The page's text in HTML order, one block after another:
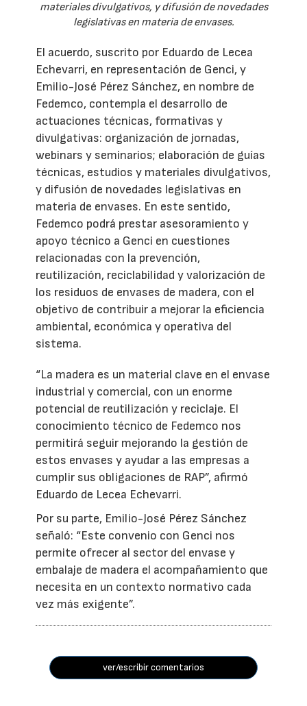
materiales divulgativos, y difusión de novedades
legislativas en materia de envases.
El acuerdo, suscrito por Eduardo de Lecea
Echevarri, en representación de Genci, y
Emilio-José Pérez Sánchez, en nombre de
Fedemco, contempla el desarrollo de
actuaciones técnicas, formativas y
divulgativas: organización de jornadas,
webinars y seminarios; elaboración de guías
técnicas, estudios y materiales divulgativos,
y difusión de novedades legislativas en
materia de envases. En este sentido,
Fedemco podrá prestar asesoramiento y
apoyo técnico a Genci en cuestiones
relacionadas con la prevención,
reutilización, reciclabilidad y valorización de
los residuos de envases de madera, con el
objetivo de contribuir a mejorar la eficiencia
ambiental, económica y operativa del
sistema.
“La madera es un material clave en el envase
industrial y comercial, con un enorme
potencial de reutilización y reciclaje. El
conocimiento técnico de Fedemco nos
permitirá seguir mejorando la gestión de
estos envases y ayudar a las empresas a
cumplir sus obligaciones de RAP”, afirmó
Eduardo de Lecea Echevarri.
Por su parte, Emilio-José Pérez Sánchez
señaló: “Este convenio con Genci nos
permite ofrecer al sector del envase y
embalaje de madera el acompañamiento que
necesita en un contexto normativo cada
vez más exigente”.
ver/escribir comentarios